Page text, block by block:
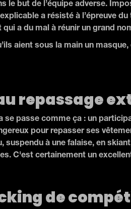
le but de l’équipe adverse.
a résisté à l’épreuve
a du mal à réunir un grand
aient sous la main un
repassage
se passe comme ça : un
pour repasser ses
suspendu à une falaise, en
C'est certainement un
de